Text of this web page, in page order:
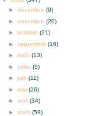
► décembre (9)
► novembre (20)
► octobre (21)
► septembre (16)
► août (13)
► juillet (5)
► juin (11)
► mai (26)
► avril (34)
► mars (59)